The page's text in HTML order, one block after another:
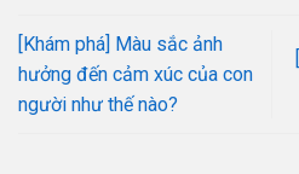
[Khám phá] Màu sắc ảnh
hưởng đến cảm xúc của con
người như thế nào?